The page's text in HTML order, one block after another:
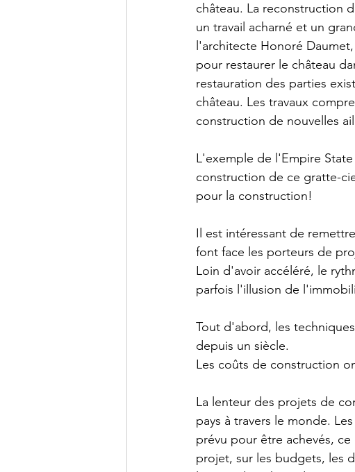
château. La reconstruction
un travail acharné et un
l'architecte Honoré
pour restaurer le château
restauration des parties
château. Les travaux
construction de nouvelles
L'exemple de l'Empire
construction de ce gratte-
pour la construction!
Il est intéressant de
font face les porteurs de
Loin d'avoir accéléré, le
parfois l'illusion de
Tout d'abord, les
depuis un siècle.
Les coûts de construction
La lenteur des projets de
pays à travers le monde.
prévu pour être achevés,
projet, sur les budgets, les